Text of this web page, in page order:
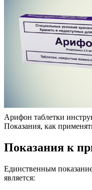
Арифон таблетки
Показания, как
Показания к
Единственным
является: